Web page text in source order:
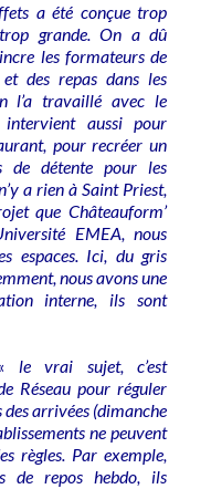
a été conçue trop
grande. On a dû
les formateurs de
des repas dans les
l’a travaillé avec le
aussi pour
pour recréer un
de détente pour les
a rien à Saint Priest,
que Châteauform’
EMEA, nous
espaces. Ici, du gris
nous avons une
interne, ils sont
le vrai sujet, c’est
Réseau pour réguler
des arrivées (dimanche
ne peuvent
règles. Par exemple,
de repos hebdo, ils